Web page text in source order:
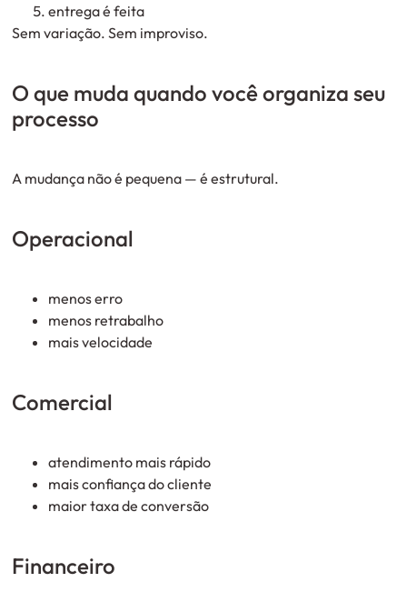
entrega é feita
Sem variação. Sem improviso.
O que muda quando você organiza seu
processo
A mudança não é pequena — é estrutural.
Operacional
menos erro
menos retrabalho
mais velocidade
Comercial
atendimento mais rápido
mais confiança do cliente
maior taxa de conversão
Financeiro